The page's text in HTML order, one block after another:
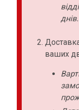
днів.
ваших